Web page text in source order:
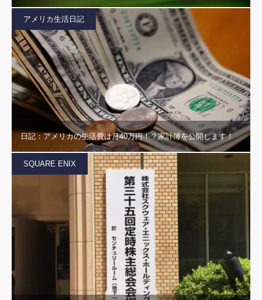
アメリカ生活日記
日記：アメリカの生活費は月40万円！？家計簿を公開します！
SQUARE ENIX